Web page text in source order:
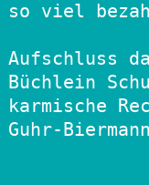
so viel
Aufschluss
Büchlein
karmische
Guhr-